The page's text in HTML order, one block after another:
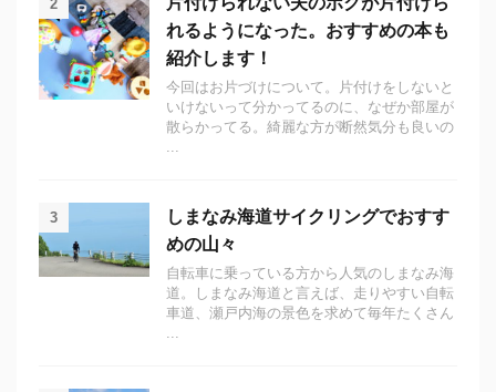
2
れるようになった。おすすめの本も
紹介します！
今回はお片づけについて。片付けをしないと
いけないって分かってるのに、なぜか部屋が
散らかってる。綺麗な方が断然気分も良いの
...
3
しまなみ海道サイクリングでおすす
めの山々
自転車に乗っている方から人気のしまなみ海
道。しまなみ海道と言えば、走りやすい自転
車道、瀬戸内海の景色を求めて毎年たくさん
...